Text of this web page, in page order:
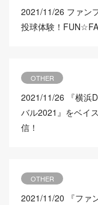
2021/11/26 ファン
投球体験！
OTHER
2021/11/26
『横
バル2021』をベイ
信！
OTHER
2021/11/20
『フ